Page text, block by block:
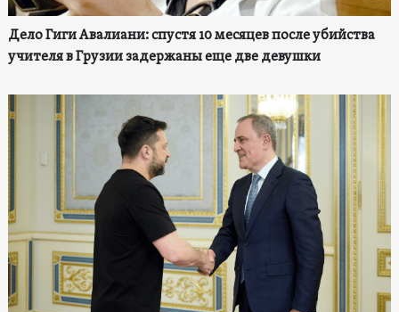
Дело Гиги Авалиани: спустя 10 месяцев после убийства
учителя в Грузии задержаны еще две девушки